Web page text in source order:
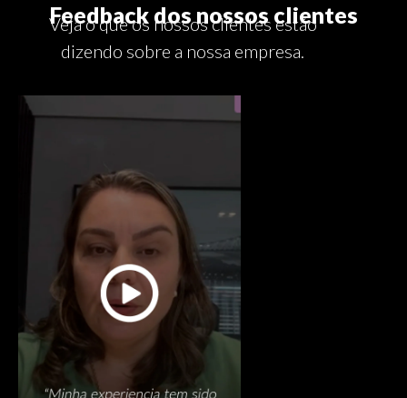
Feedback dos nossos clientes
Veja o que os nossos clientes estão
dizendo sobre a nossa empresa.